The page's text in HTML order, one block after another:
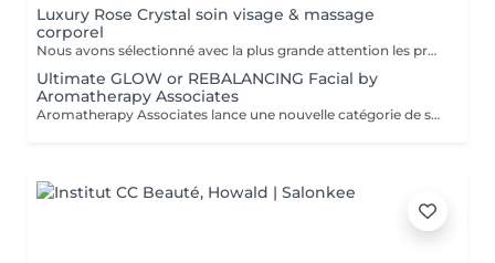
Luxury Rose Crystal soin visage & massage
corporel
Nous avons sélectionné avec la plus grande attention les produits lauréats Organic Pharmacy, pour faire de votre rituel spa un moment luxueux et unique. Ces soins pour la peau et bien-être du corps portent cette expérience à un tout autre niveau. Des ingrédients entièrement biologiques sont utilisés pour étancher la soif d'hydratation, de purification et de nutrition de votre peau. Pendant ce moment de détente et de sérénité, laissez-vous choyer par un massage facial par drainage lymphatique aux cristaux de rose, et retrouvez un visage plus sculpté et un teint rosé et éclatant. Le massage corporel qui accompagne ce soin en fait une expérience zen totale.
Ultimate GLOW or REBALANCING Facial by
Aromatherapy Associates
Aromatherapy Associates lance une nouvelle catégorie de soins pour la peau qui répond de manière unique aux besoins de l'esprit et de la peau. La formule contient un complexe spécial d'huiles essentielles, de plantes actives et de technologie Skin Stress Relief. S'appuyant sur près de 40 ans d'expertise en matière de spa et d'aromathérapie et bien connue pour ses produits optimisés et axés sur les résultats, cette expérience est conçue pour soutenir les défenses naturelles de la peau et combattre le stress d'un mode de vie trépidant. Idéal pour les personnes à la peau sèche ou sensible.